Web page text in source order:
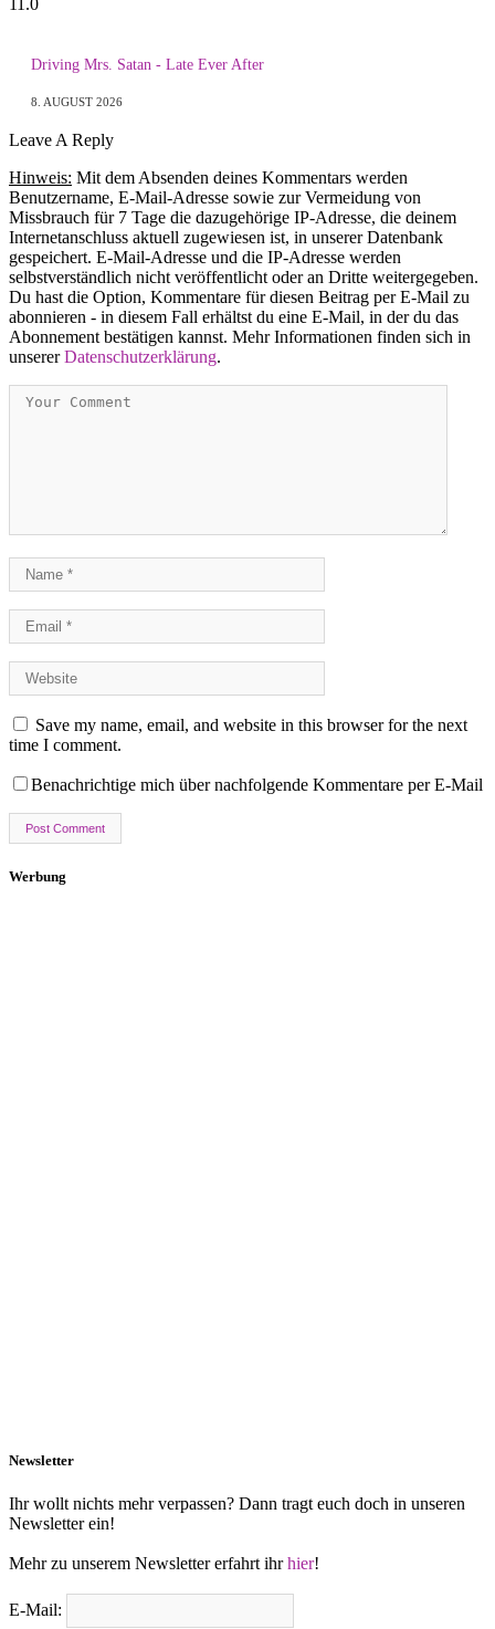
Driving Mrs. Satan - Late Ever After
8. AUGUST 2026
Leave A Reply
Hinweis: Mit dem Absenden deines Kommentars werden
Benutzername, E-Mail-Adresse sowie zur Vermeidung von
Missbrauch für 7 Tage die dazugehörige IP-Adresse, die deinem
Internetanschluss aktuell zugewiesen ist, in unserer Datenbank
gespeichert. E-Mail-Adresse und die IP-Adresse werden
selbstverständlich nicht veröffentlicht oder an Dritte weitergegeben.
Du hast die Option, Kommentare für diesen Beitrag per E-Mail zu
abonnieren - in diesem Fall erhältst du eine E-Mail, in der du das
Abonnement bestätigen kannst. Mehr Informationen finden sich in
unsererDatenschutzerklärung.
Save my name, email, and website in this browser for the next
time I comment.
Benachrichtige mich über nachfolgende Kommentare per E-Mail
Werbung
Newsletter
Ihr wollt nichts mehr verpassen? Dann tragt euch doch in unseren
Newsletter ein!
Mehr zu unserem Newsletter erfahrt ihrhier!
E-Mail: